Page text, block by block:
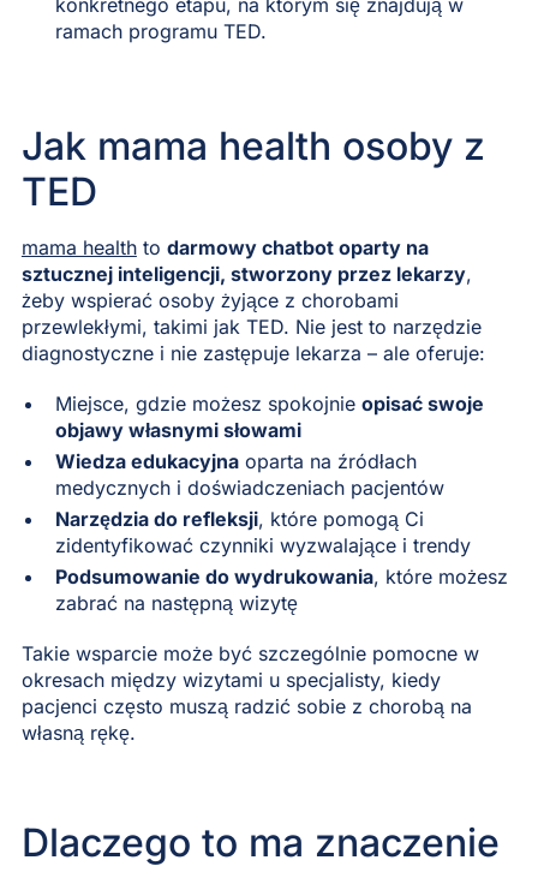
ramach programu TED.
Jak mama health osoby z
TED
mama healthto darmowy chatbot oparty na
sztucznej inteligencji, stworzony przez lekarzy,
żeby wspierać osoby żyjące z chorobami
przewlekłymi, takimi jak TED. Nie jest to narzędzie
diagnostyczne i nie zastępuje lekarza – ale oferuje:
Miejsce, gdzie możesz spokojnie opisać swoje
objawy własnymi słowami
Wiedza edukacyjnaoparta na źródłach
medycznych i doświadczeniach pacjentów
Narzędzia do refleksji, które pomogą Ci
zidentyfikować czynniki wyzwalające i trendy
Podsumowanie do wydrukowania, które możesz
zabrać na następną wizytę
Takie wsparcie może być szczególnie pomocne w
okresach między wizytami u specjalisty, kiedy
pacjenci często muszą radzić sobie z chorobą na
własną rękę.
Dlaczego to ma znaczenie